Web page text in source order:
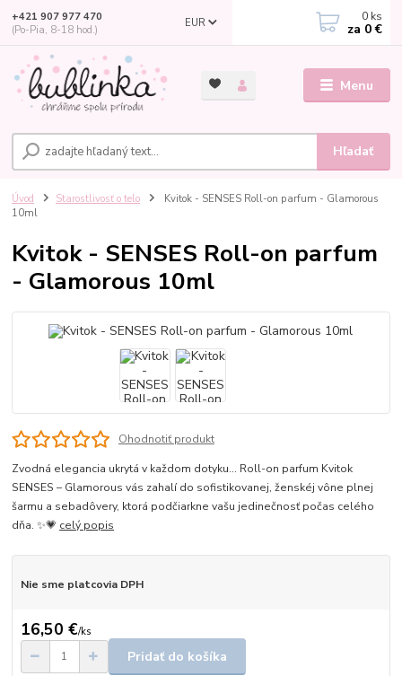
Menu
EUR
Hľadať
+421 907 977 470
(Po-Pia, 8-18 hod.)
0 ks
za 0 €
Úvod Starostlivosť o telo
Kvitok - SENSES Roll-on parfum - Glamorous
10ml
Kvitok - SENSES Roll-on parfum
- Glamorous 10ml
Ohodnotiť produkt
Zvodná elegancia ukrytá v každom dotyku… Roll-on parfum Kvitok
SENSES – Glamorous vás zahalí do sofistikovanej, ženskéj vône plnej
šarmu a sebadôvery, ktorá podčiarkne vašu jedinečnosť počas celého
dňa. ✨💗 celý popis
Nie sme platcovia DPH
16,50 €/ks
Pridať do košíka